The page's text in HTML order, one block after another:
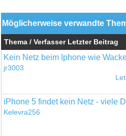
Möglicherweise verwandte
Thema / Verfasser Letzter Beitrag
Kein Netz beim Iphone wie
jr3003
iPhone 5 findet kein Netz - viele
Kelevra256